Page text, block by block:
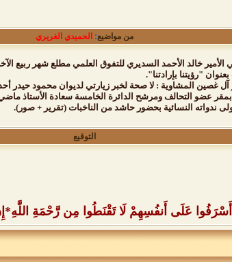
من مواضيع: الحميدي الغريري
الأمير خالد الأحمد السديري للتفوق العلمي مطلع شهر ربيع
"رؤيتنا بإرادتنا".
غصين المشاوية : لا صحة لخبر زيارتي لديوان محمود حيدر
بمقر عضو التحالف ومرشح الدائرة الخامسة سعادة الأستاذ
ندواته النسائية بحضور حاشد من الناخبات (تقرير + صور).
التوقيع
عَلَى أَنفُسِهِمْ لَا تَقْنَطُوا مِن رَّحْمَةِ